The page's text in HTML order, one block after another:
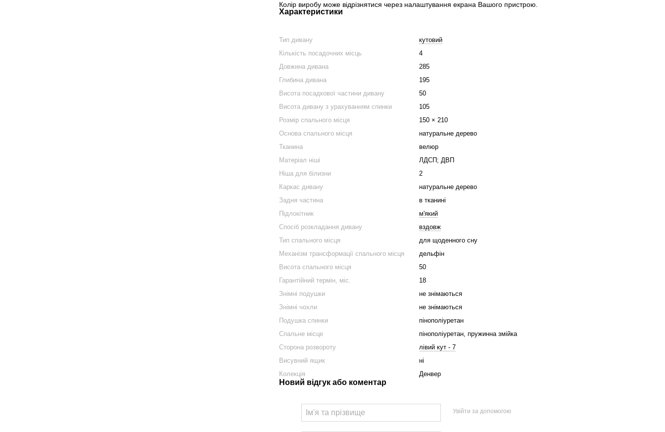
Колір виробу може відрізнятися через налаштування екрана Вашого пристрою.
Характеристики
Тип дивану
кутовий
Кількість посадочних місць
4
Довжина дивана
285
Глибина дивана
195
Висота посадкової частини дивану
50
Висота дивану з урахуванням спинки
105
Розмір спального місця
150 × 210
Основа спального місця
натуральне дерево
Тканина
велюр
Матеріал ніші
ЛДСП; ДВП
Ніша для білизни
2
Каркас дивану
натуральне дерево
Задня частина
в тканині
Підлокітник
м'який
Спосіб розкладання дивану
вздовж
Тип спального місця
для щоденного сну
Механізм трансформації спального місця
дельфін
Висота спального місця
50
Гарантійний термін, міс.
18
Знімні подушки
не знімаються
Знімні чохли
не знімаються
Подушка спинки
пінополіуретан
Спальне місце
пінополіуретан, пружинна змійка
Сторона розвороту
лівий кут - 7
Висувний ящик
ні
Колекція
Денвер
Новий відгук або коментар
Увійти за допомогою